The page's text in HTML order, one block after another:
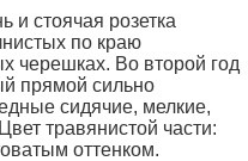
и стоячая розетка
по краю
черешках. Во второй год
прямой сильно
сидячие, мелкие,
травянистой части:
оттенком.